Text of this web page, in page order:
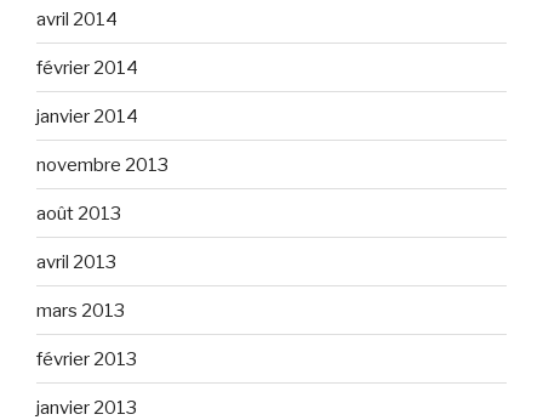
avril 2014
février 2014
janvier 2014
novembre 2013
août 2013
avril 2013
mars 2013
février 2013
janvier 2013